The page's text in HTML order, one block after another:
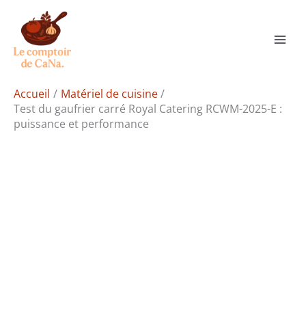
contenu
Accueil
Matériel de cuisine
Test du gaufrier carré Royal Catering RCWM-2025-E :
puissance et performance
Rechercher